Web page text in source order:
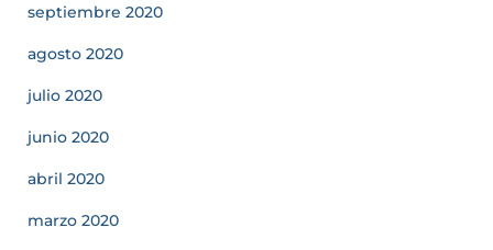
septiembre 2020
agosto 2020
julio 2020
junio 2020
abril 2020
marzo 2020